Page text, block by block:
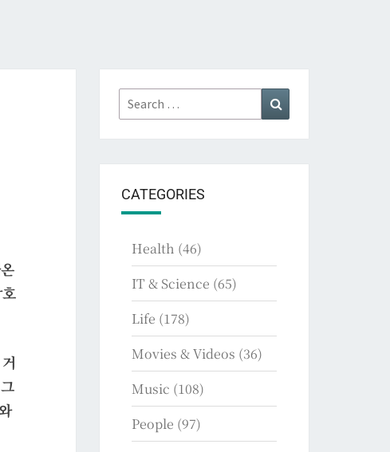
Search
for:
CATEGORIES
Health (46)
IT & Science (65)
Life (178)
Movies & Videos (36)
Music (108)
People (97)